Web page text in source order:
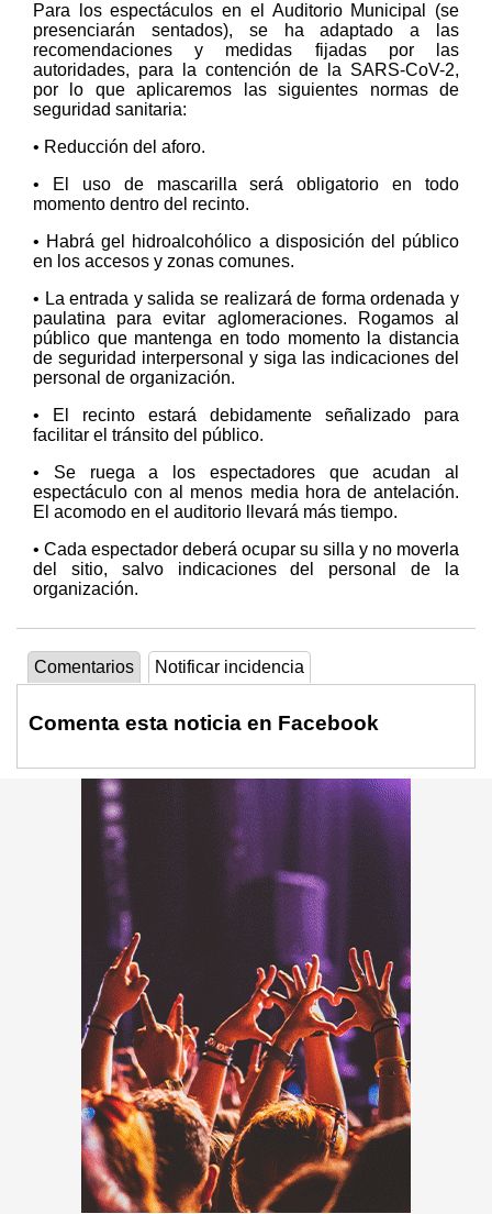
Para los espectáculos en el Auditorio Municipal (se
presenciarán sentados), se ha adaptado a las
recomendaciones y medidas fijadas por las
autoridades, para la contención de la SARS-CoV-2,
por lo que aplicaremos las siguientes normas de
seguridad sanitaria:
• Reducción del aforo.
• El uso de mascarilla será obligatorio en todo
momento dentro del recinto.
• Habrá gel hidroalcohólico a disposición del público
en los accesos y zonas comunes.
• La entrada y salida se realizará de forma ordenada y
paulatina para evitar aglomeraciones. Rogamos al
público que mantenga en todo momento la distancia
de seguridad interpersonal y siga las indicaciones del
personal de organización.
• El recinto estará debidamente señalizado para
facilitar el tránsito del público.
• Se ruega a los espectadores que acudan al
espectáculo con al menos media hora de antelación.
El acomodo en el auditorio llevará más tiempo.
• Cada espectador deberá ocupar su silla y no moverla
del sitio, salvo indicaciones del personal de la
organización.
Comentarios Notificar incidencia
Comenta esta noticia en Facebook